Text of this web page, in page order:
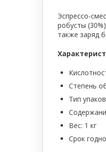
Прайс-листы
Эспрессо-
робусты
также заряд
Степень
Тип
Вес: 1 кг
Срок